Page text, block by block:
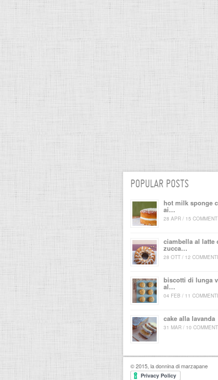
POPULAR POSTS
hot milk sponge
ai…
28 APR / 15
ciambella al latte
zucca…
28 OTT / 12 COMMENTI
biscotti di lunga
al…
04 FEB / 11 COMMENTI
cake alla lavanda
31 MAR / 10
© 2015, la donnina di marzapane